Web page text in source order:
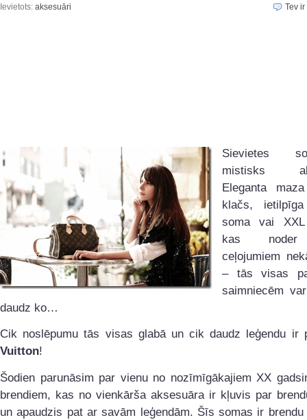
Ievietots: aksesuāri Tev ir
Sievietes
mistisks
Eleganta
klačs,
soma vai XXL
kas noder
ceļojumiem
– tās visas
saimniecēm
daudz ko…
Cik noslēpumu tās visas glabā un cik daudz leģendu ir
Vuitton!
Šodien parunāsim par vienu no nozīmīgākajiem XX
brendiem, kas no vienkārša aksesuāra ir kļuvis par
un apaudzis pat ar savām leģendām. Šīs somas ir